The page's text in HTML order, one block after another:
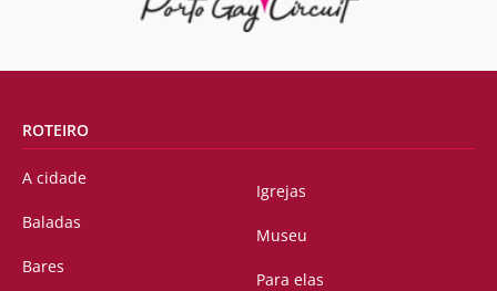
ROTEIRO
A cidade
Baladas
Bares
Igrejas
Museu
Para elas